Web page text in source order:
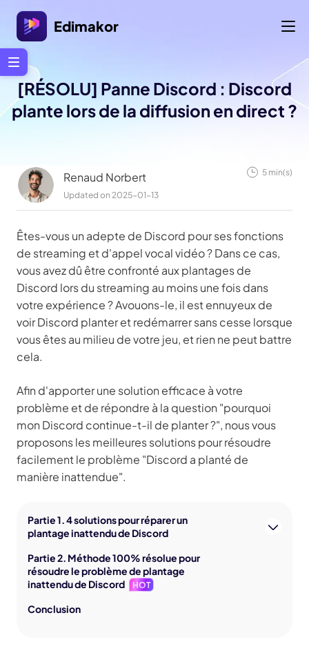
Edimakor
[RÉSOLU] Panne Discord : Discord
plante lors de la diffusion en direct ?
Renaud Norbert
Updated on 2025-01-13
5 min(s)
Êtes-vous un adepte de Discord pour ses fonctions
de streaming et d'appel vocal vidéo ? Dans ce cas,
vous avez dû être confronté aux plantages de
Discord lors du streaming au moins une fois dans
votre expérience ? Avouons-le, il est ennuyeux de
voir Discord planter et redémarrer sans cesse lorsque
vous êtes au milieu de votre jeu, et rien ne peut battre
cela.
Afin d'apporter une solution efficace à votre
problème et de répondre à la question "pourquoi
mon Discord continue-t-il de planter ?", nous vous
proposons les meilleures solutions pour résoudre
facilement le problème "Discord a planté de
manière inattendue".
Partie 1. 4 solutions pour réparer un
plantage inattendu de Discord
Partie 2. Méthode 100% résolue pour
résoudre le problème de plantage
inattendu de Discord
HOT
Conclusion